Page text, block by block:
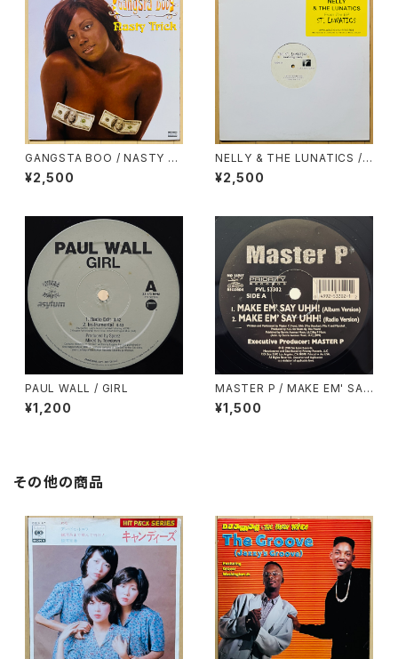
GANGSTA BOO / NASTY T
RICK
¥2,500
NELLY & THE LUNATICS /
ST. LUNATICS EP
¥2,500
PAUL WALL / GIRL
¥1,200
MASTER P / MAKE EM' SAY
UHH
¥1,500
その他の商品